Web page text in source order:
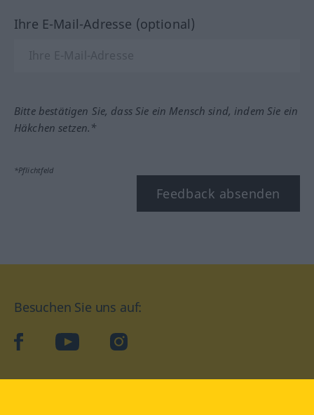
Ihre E-Mail-Adresse (optional)
Bitte bestätigen Sie, dass Sie ein Mensch sind, indem Sie ein
Häkchen setzen.*
*Pflichtfeld
Feedback absenden
Besuchen Sie uns auf:
facebookYouTube Instagram